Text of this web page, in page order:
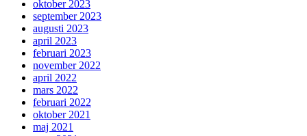
oktober 2023
september 2023
augusti 2023
april 2023
februari 2023
november 2022
april 2022
mars 2022
februari 2022
oktober 2021
maj 2021